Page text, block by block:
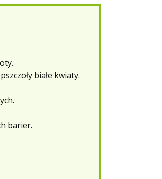
białe kwiaty.
barier.